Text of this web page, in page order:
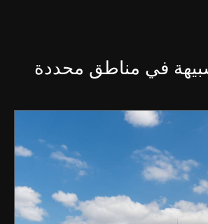
في مناطق محددة